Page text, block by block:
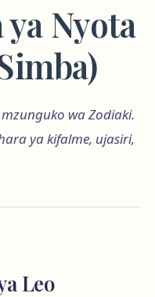
Nyota
wa Zodiaki.
ya kifalme, ujasiri,
Leo